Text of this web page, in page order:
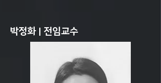
박정화 | 전임교수